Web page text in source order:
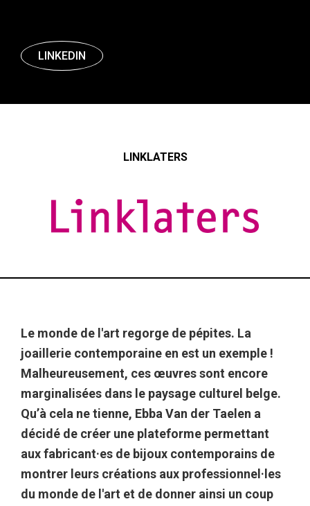
LINKEDIN
LINKLATERS
Le monde de l'art regorge de pépites. La
joaillerie contemporaine en est un exemple !
Malheureusement, ces œuvres sont encore
marginalisées dans le paysage culturel belge.
Qu’à cela ne tienne, Ebba Van der Taelen a
décidé de créer une plateforme permettant
aux fabricant·es de bijoux contemporains de
montrer leurs créations aux professionnel·les
du monde de l'art et de donner ainsi un coup